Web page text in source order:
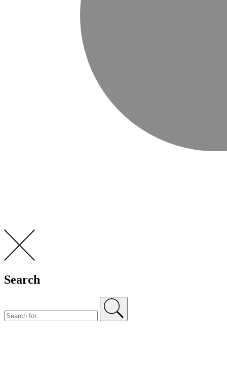
Search